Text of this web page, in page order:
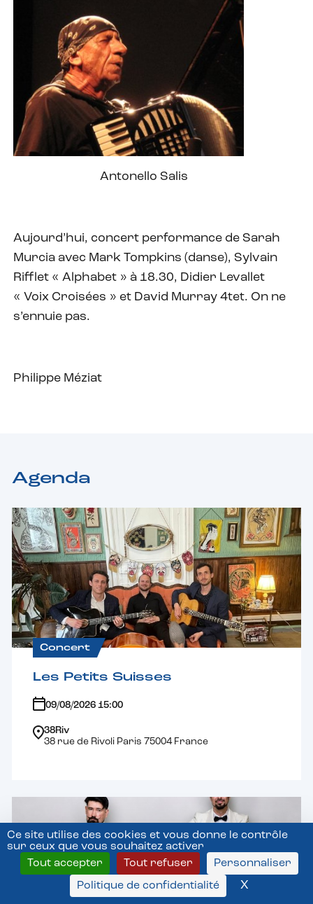
Ce site utilise des cookies et vous donne le contrôle
sur ceux que vous souhaitez activer
Tout accepter
Tout refuser
Personnaliser
Politique de confidentialité
X
Antonello Salis
Aujourd’hui, concert performance de Sarah
Murcia avec Mark Tompkins (danse), Sylvain
Rifflet « Alphabet » à 18.30, Didier Levallet
« Voix Croisées » et David Murray 4tet. On ne
s’ennuie pas.
Philippe Méziat
Agenda
Concert
Les Petits Suisses
09/08/2026 15:00
38Riv
38 rue de Rivoli Paris 75004 France